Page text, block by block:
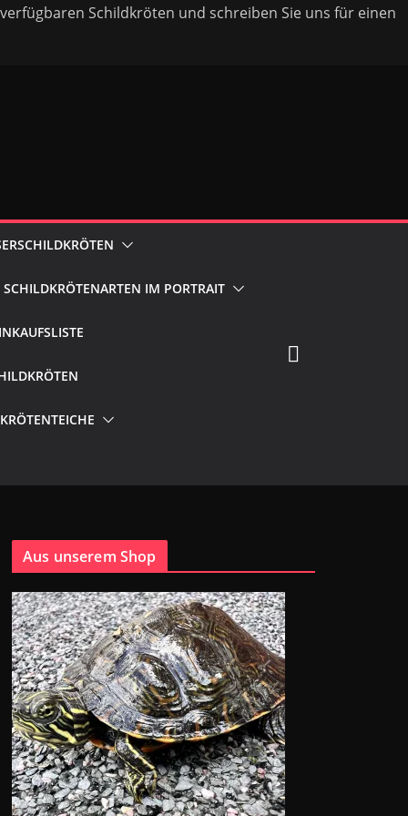
Schildkröten und schreiben Sie uns für einen
SCHILDKRÖTENARTEN IM PORTRAIT
Aus unserem Shop